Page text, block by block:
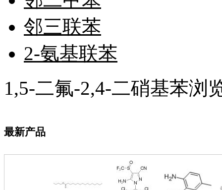
酮
芴
锡
锌
吲哚
油
邻三联苯
2-氨基联苯
1,5-二氟-2,4-二硝基苯浏
最新产品